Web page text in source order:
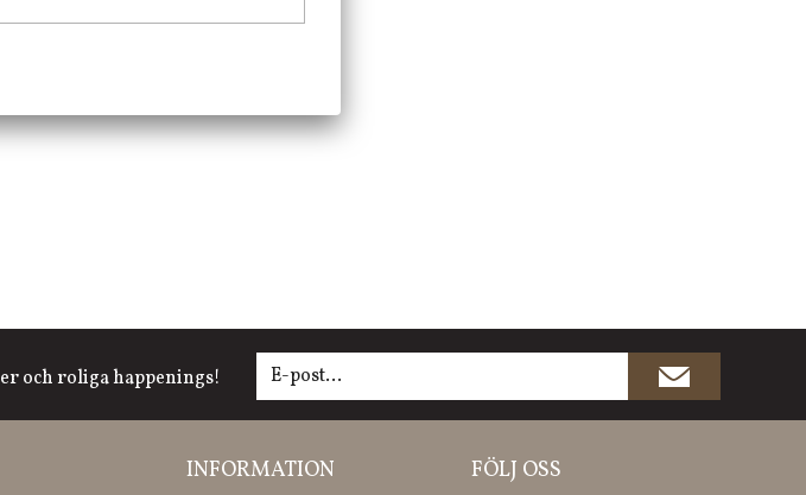
och roliga happenings!
INFORMATION FÖLJ OSS